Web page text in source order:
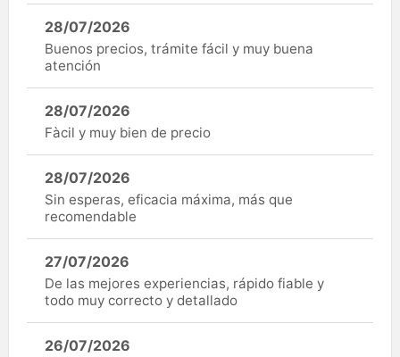
28/07/2026
Buenos precios, trámite fácil y muy buena
atención
28/07/2026
Fàcil y muy bien de precio
28/07/2026
Sin esperas, eficacia máxima, más que
recomendable
27/07/2026
De las mejores experiencias, rápido fiable y
todo muy correcto y detallado
26/07/2026